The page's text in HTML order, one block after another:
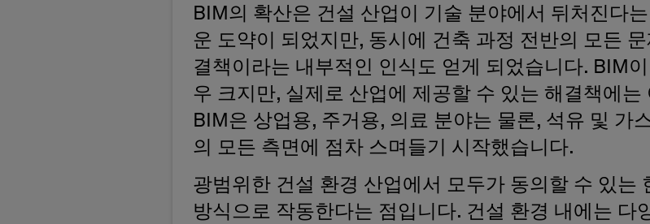
BIM의 확산은 건설 산업이 기술 분야에서 뒤처진다
운 도약이 되었지만, 동시에 건축 과정 전반의 모든
결책이라는 내부적인 인식도 얻게 되었습니다. BIM
우 크지만, 실제로 산업에 제공할 수 있는 해결책에
BIM은 상업용, 주거용, 의료 분야는 물론, 석유 및 가
의 모든 측면에 점차 스며들기 시작했습니다.
광범위한 건설 환경 산업에서 모두가 동의할 수 있는
방식으로 작동한다는 점입니다. 건설 환경 내에는 다